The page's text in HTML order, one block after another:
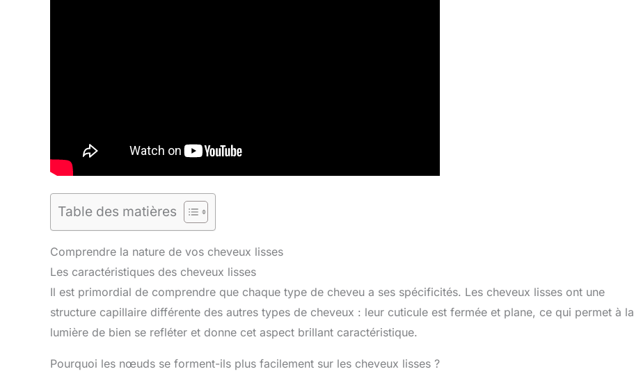
Table des matières
Comprendre la nature de vos cheveux lisses
Les caractéristiques des cheveux lisses
Il est primordial de comprendre que chaque type de cheveu a ses spécificités. Les cheveux lisses ont une
structure capillaire différente des autres types de cheveux : leur cuticule est fermée et plane, ce qui permet à la
lumière de bien se refléter et donne cet aspect brillant caractéristique.
Pourquoi les nœuds se forment-ils plus facilement sur les cheveux lisses ?